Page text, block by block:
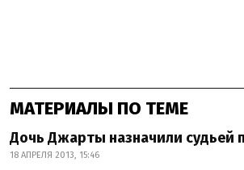
МАТЕРИАЛЫ ПО ТЕМЕ
Дочь Джарты назначили судьей
18 АПРЕЛЯ 2013, 15:46